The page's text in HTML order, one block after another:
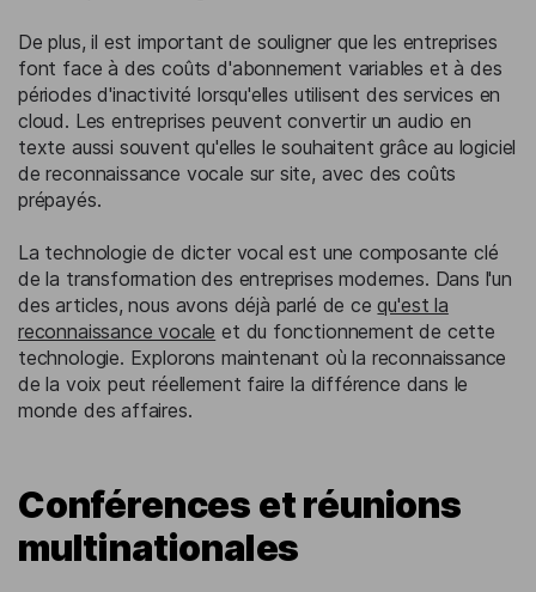
De plus, il est important de souligner que les entreprises
font face à des coûts d'abonnement variables et à des
périodes d'inactivité lorsqu'elles utilisent des services en
cloud. Les entreprises peuvent convertir un audio en
texte aussi souvent qu'elles le souhaitent grâce au logiciel
de reconnaissance vocale sur site, avec des coûts
prépayés.
La technologie de dicter vocal est une composante clé
de la transformation des entreprises modernes. Dans l'un
des articles, nous avons déjà parlé de cequ'est la
reconnaissance vocale et du fonctionnement de cette
technologie. Explorons maintenant où la reconnaissance
de la voix peut réellement faire la différence dans le
monde des affaires.
Conférences et réunions
multinationales